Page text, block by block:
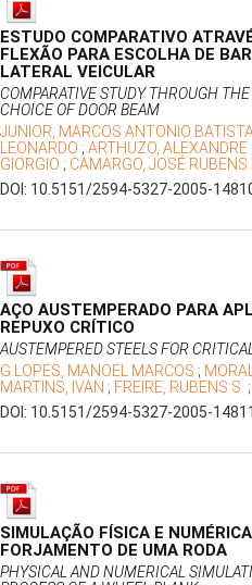
ESTUDO COMPARATIVO
FLEXÃO PARA ESCOLHA DE
LATERAL VEICULAR
COMPARATIVE STUDY THROUGH
CHOICE OF DOOR BEAM
JUNIOR, MARCOS ANTONIO
LEONARDO ; ARTHUZO, ALEXANDRE
GIORGIO ; CAMARGO, JOSÉ RUBENS
DOI: 10.5151/2594-5327-2005-
AÇO AUSTEMPERADO PARA
REPUXO CRÍTICO
AUSTEMPERED STEELS FOR
G.LOPES, MANOEL MARCOS ;
MARTINS, IVAN ; FREIRE, RUBENS S. ;
DOI: 10.5151/2594-5327-2005-
SIMULAÇÃO FÍSICA E
FORJAMENTO DE UMA RODA
PHYSICAL AND NUMERICAL